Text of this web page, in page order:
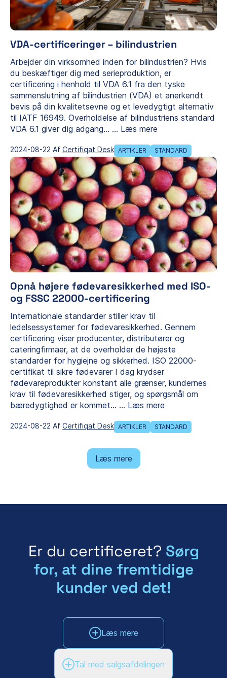
VDA-certificeringer – bilindustrien
Arbejder din virksomhed inden for bilindustrien? Hvis
du beskæftiger dig med serieproduktion, er
certificering i henhold til VDA 6.1 fra den tyske
sammenslutning af bilindustrien (VDA) et anerkendt
bevis på din kvalitetsevne og et levedygtigt alternativ
til IATF 16949. Overholdelse af bilindustriens standard
VDA 6.1 giver dig adgang… ... Læs mere
2024-08-22 Af Certifiqat Desk ARTIKLER STANDARD
Opnå højere fødevaresikkerhed med ISO-
og FSSC 22000-certificering
Internationale standarder stiller krav til
ledelsessystemer for fødevaresikkerhed. Gennem
certificering viser producenter, distributører og
cateringfirmaer, at de overholder de højeste
standarder for hygiejne og sikkerhed. ISO 22000-
certifikat til sikre fødevarer I dag krydser
fødevareprodukter konstant alle grænser, kundernes
krav til fødevaresikkerhed stiger, og spørgsmål om
bæredygtighed er kommet… ... Læs mere
2024-08-22 Af Certifiqat Desk ARTIKLER STANDARD
Læs mere
Er du certificeret? Sørg
for, at dine fremtidige
kunder ved det!
Læs mere
Tal med salgsafdelingen